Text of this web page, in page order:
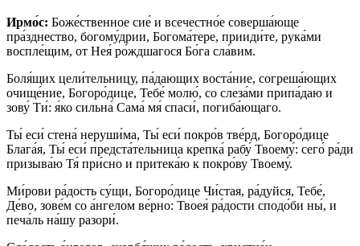
Ирмо́с: Боже́ственное сие́ и всечестно́е соверша́юще
пра́зднество, богому́дрии, Богома́тере, прииди́те, рука́ми
воспле́щим, от Нея́ ро́ждшагося Бо́га сла́вим.
Боля́щих цели́тельницу, па́дающих воста́ние, согреша́ющих
очище́ние, Богоро́дице, Тебе́ молю́, со слеза́ми припа́даю и
зову́ Ти́: я́ко сильна́ Сама́ мя́ спаси́, погиба́ющаго.
Ты́ еси́ стена́ неруши́ма, Ты́ еси́ покро́в тве́рд, Богоро́дице
Блага́я, Ты́ еси́ предста́тельница крепка́ рабу́ Твоему́: сего́ ра́ди
призыва́ю Тя́ при́сно и притека́ю к покро́ву Твоему́.
Ми́рови ра́дость су́щи, Богоро́дице Чи́стая, ра́дуйся, Тебе́,
Де́во, зове́м со а́нгелом ве́рно: Твоея́ ра́дости сподо́би ны́, и
печа́ль на́шу разори́.